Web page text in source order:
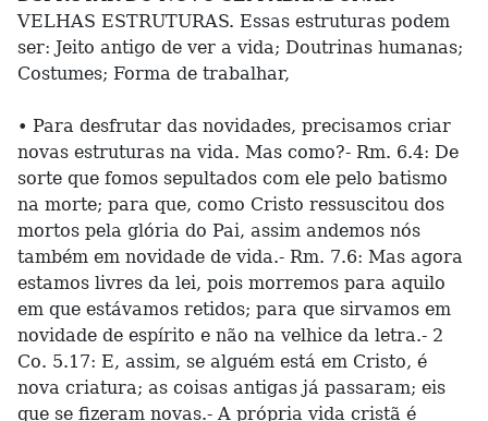
VELHAS ESTRUTURAS. Essas estruturas podem
ser: Jeito antigo de ver a vida; Doutrinas humanas;
Costumes; Forma de trabalhar,
• Para desfrutar das novidades, precisamos criar
novas estruturas na vida. Mas como?- Rm. 6.4: De
sorte que fomos sepultados com ele pelo batismo
na morte; para que, como Cristo ressuscitou dos
mortos pela glória do Pai, assim andemos nós
também em novidade de vida.- Rm. 7.6: Mas agora
estamos livres da lei, pois morremos para aquilo
em que estávamos retidos; para que sirvamos em
novidade de espírito e não na velhice da letra.- 2
Co. 5.17: E, assim, se alguém está em Cristo, é
nova criatura; as coisas antigas já passaram; eis
que se fizeram novas.- A própria vida cristã é